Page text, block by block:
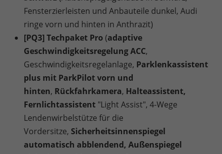
Fensterzierleisten und Anbauteile dunkel, Audi
ringe vorn und hinten in Anthrazit)
[PQ3] Techpaket Pro (adaptive
Geschwindigkeitsregelung ACC,
Geschwindigkeitsregelanlage, Parklenkassistent
plus mit ParkPilot vorn und
hinten, Rückfahrkamera, Halteassistent,
Fernlichtassistent "Light Assist", 4-Wege
Lendenwirbelstütze für die
Vordersitze, Sicherheitsinnenspiegel
automatisch abblendend, Außenspiegel